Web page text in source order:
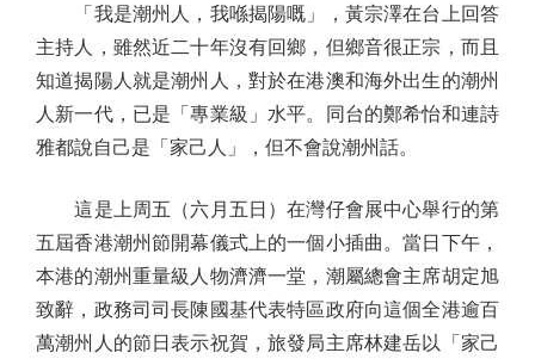
「我是潮州人，我喺揭陽嘅」，黃宗澤在台上回答
主持人，雖然近二十年沒有回鄉，但鄉音很正宗，而且
知道揭陽人就是潮州人，對於在港澳和海外出生的潮州
人新一代，已是「專業級」水平。同台的鄭希怡和連詩
雅都說自己是「家己人」，但不會說潮州話。
這是上周五（六月五日）在灣仔會展中心舉行的第
五屆香港潮州節開幕儀式上的一個小插曲。當日下午，
本港的潮州重量級人物濟濟一堂，潮屬總會主席胡定旭
致辭，政務司司長陳國基代表特區政府向這個全港逾百
萬潮州人的節日表示祝賀，旅發局主席林建岳以「家己